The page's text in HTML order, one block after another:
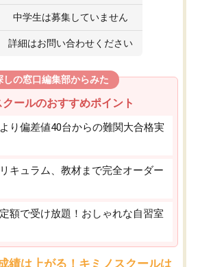
中学生は募集していません
詳細はお問い合わせください
しの窓口編集部からみた
ールのおすすめポイント
り偏差値40台からの難関大合格実
キュラム、教材まで完全オーダー
額で受け放題！おしゃれな自習室
績は上がる！キミノスクールは